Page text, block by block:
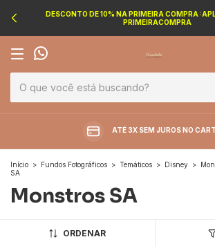
DESCONTO DE 10% NA PRIMEIRA COMPRA
PRIMEIRACOMPRA
ATÉ 3X SEM JUROS NO
Início > Fundos Fotográficos > Temáticos > Disney >
SA
Monstros SA
ORDENAR